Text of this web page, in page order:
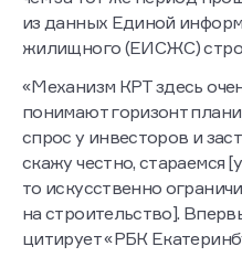
из данных Единой
жилищного (ЕИСЖС)
«Механизм КРТ здесь
понимают горизонт
спрос у инвесторов и
скажу честно, стараемся
то искусственно
на строительство].
цитирует «РБК